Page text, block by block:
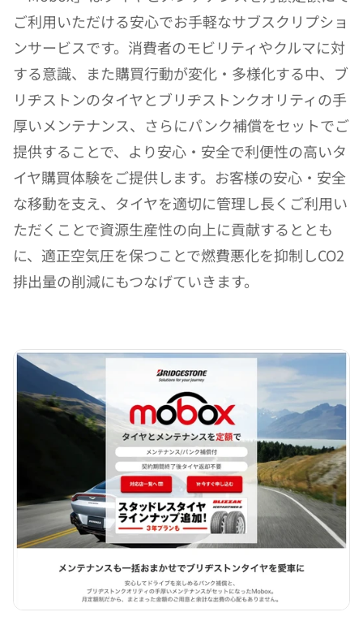
ご利用いただける安心でお手軽なサブスクリプショ
ンサービスです。消費者のモビリティやクルマに対
する意識、また購買行動が変化・多様化する中、ブ
リヂストンのタイヤとブリヂストンクオリティの手
厚いメンテナンス、さらにパンク補償をセットでご
提供することで、より安心・安全で利便性の高いタ
イヤ購買体験をご提供します。お客様の安心・安全
な移動を支え、タイヤを適切に管理し長くご利用い
ただくことで資源生産性の向上に貢献するととも
に、適正空気圧を保つことで燃費悪化を抑制しCO2
排出量の削減にもつなげていきます。